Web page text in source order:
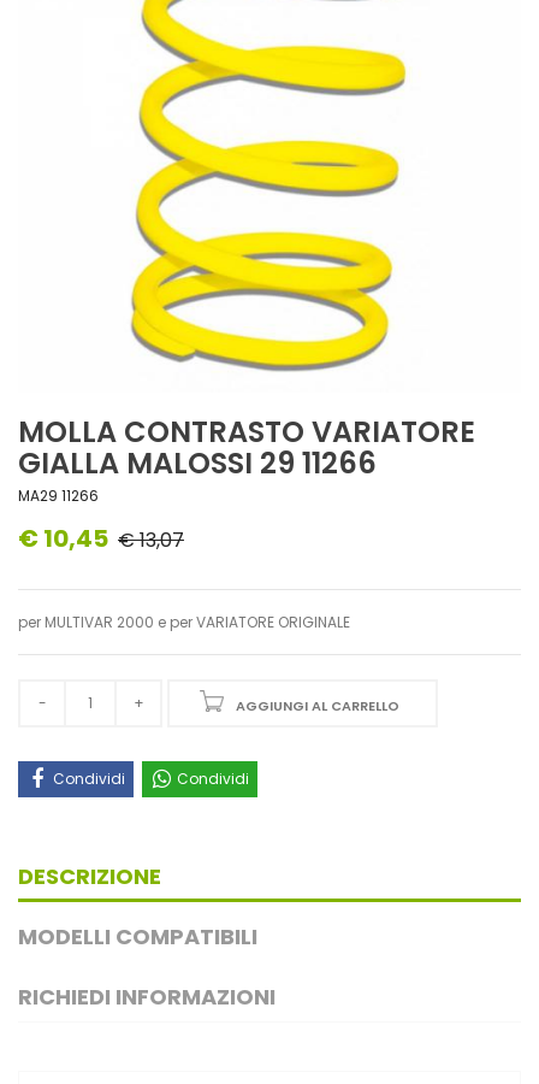
MOLLA CONTRASTO VARIATORE
GIALLA MALOSSI 29 11266
MA29 11266
€ 10,45 € 13,07
per MULTIVAR 2000 e per VARIATORE ORIGINALE
AGGIUNGI AL CARRELLO
Condividi Condividi
DESCRIZIONE
MODELLI COMPATIBILI
RICHIEDI INFORMAZIONI